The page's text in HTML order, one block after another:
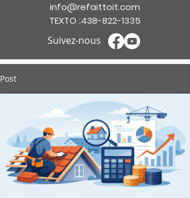
info@refaittoit.com
TEXTO :438-822-1335
Suivez-nous
Post